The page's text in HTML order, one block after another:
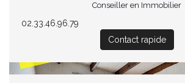
Conseiller en Immobilier
02.33.46.96.79
Contact rapide